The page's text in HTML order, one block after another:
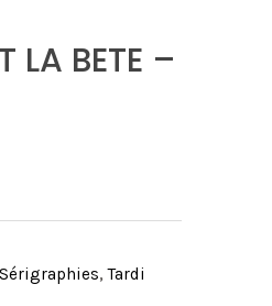
LA BETE –
Sérigraphies,Tardi